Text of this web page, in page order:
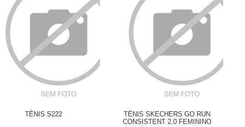
TÊNIS S222
TÊNIS SKECHERS GO RUN
CONSISTENT 2.0 FEMININO